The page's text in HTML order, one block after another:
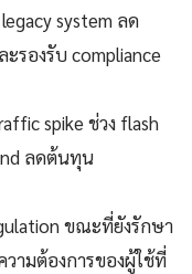
system ลด
รองรับ compliance
spike ช่วง flash
ลดต้นทุน
ขณะที่ยังรักษา
ามต้องการของผู้ใช้ที่